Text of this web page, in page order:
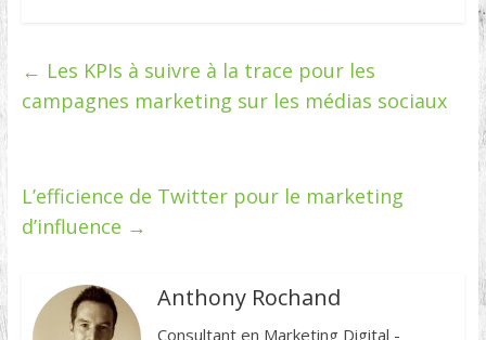
← Les KPIs à suivre à la trace pour les
campagnes marketing sur les médias sociaux
L’efficience de Twitter pour le marketing
d’influence →
Anthony Rochand
Consultant en Marketing Digital -